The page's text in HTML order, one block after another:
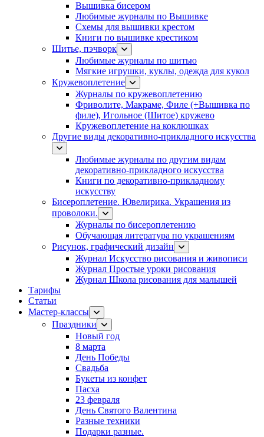
Вышивка бисером
Любимые журналы по Вышивке
Схемы для вышивки крестом
Книги по вышивке крестиком
Шитье, пэчворк
Любимые журналы по шитью
Мягкие игрушки, куклы, одежда для кукол
Кружевоплетение
Журналы по кружевоплетению
Фриволите, Макраме, Филе (+Вышивка по
филе), Игольное (Шитое) кружево
Кружевоплетение на коклюшках
Другие виды декоративно-прикладного искусства
Любимые журналы по другим видам
декоративно-прикладного искусства
Книги по декоративно-прикладному
искусству
Бисероплетение. Ювелирика. Украшения из
проволоки.
Журналы по бисероплетению
Обучающая литература по украшениям
Рисунок, графический дизайн
Журнал Искусство рисования и живописи
Журнал Простые уроки рисования
Журнал Школа рисования для малышей
Тарифы
Статьи
Мастер-классы
Праздники
Новый год
8 марта
День Победы
Свадьба
Букеты из конфет
Пасха
23 февраля
День Святого Валентина
Разные техники
Подарки разные.